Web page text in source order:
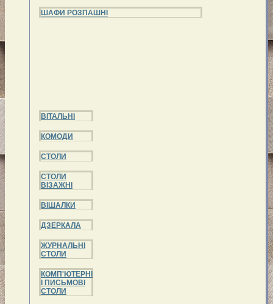
ШАФИ РОЗПАШНІ
ВІТАЛЬНІ
КОМОДИ
СТОЛИ
СТОЛИ
ВІЗАЖНІ
ВІШАЛКИ
ДЗЕРКАЛА
ЖУРНАЛЬНІ
СТОЛИ
КОМП'ЮТЕРНІ
І ПИСЬМОВІ
СТОЛИ